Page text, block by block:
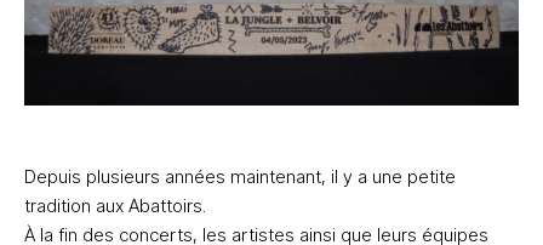
Depuis plusieurs années maintenant, il y a une petite
tradition aux Abattoirs.
À la fin des concerts, les artistes ainsi que leurs équipes